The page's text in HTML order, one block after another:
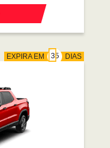
EXPIRA EM DIAS